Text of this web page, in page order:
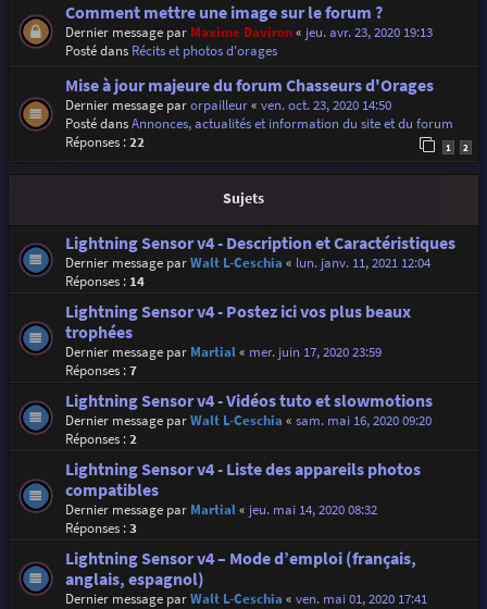
Comment mettre une image sur le forum ?
Dernier message par Maxime Daviron« jeu. avr. 23, 2020 19:13
Posté dans Récits et photos d'orages
Mise à jour majeure du forum Chasseurs d'Orages
Dernier message parorpailleur« ven. oct. 23, 2020 14:50
Posté dansAnnonces, actualités et information du site et du forum
Réponses :22 1 2
Sujets
Lightning Sensor v4 - Description et Caractéristiques
Dernier message parWalt L-Ceschia « lun. janv. 11, 2021 12:04
Réponses : 14
Lightning Sensor v4 - Postez ici vos plus beaux
trophées
Dernier message par Martial« mer. juin 17, 2020 23:59
Réponses :7
Lightning Sensor v4 - Vidéos tuto et slowmotions
Dernier message parWalt L-Ceschia « sam. mai 16, 2020 09:20
Réponses :2
Lightning Sensor v4 - Liste des appareils photos
compatibles
Dernier message par Martial« jeu. mai 14, 2020 08:32
Réponses :3
Lightning Sensor v4 – Mode d’emploi (français,
anglais, espagnol)
Dernier message parWalt L-Ceschia « ven. mai 01, 2020 17:41